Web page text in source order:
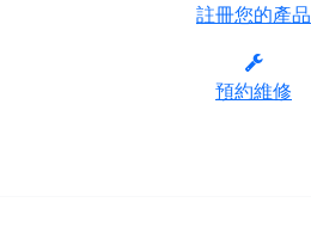
註冊您的產品
預約維修